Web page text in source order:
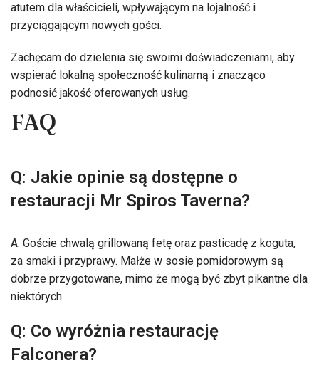
atutem dla właścicieli, wpływającym na lojalność i
przyciągającym nowych gości.
Zachęcam do dzielenia się swoimi doświadczeniami, aby
wspierać lokalną społeczność kulinarną i znacząco
podnosić jakość oferowanych usług.
FAQ
Q: Jakie opinie są dostępne o
restauracji Mr Spiros Taverna?
A: Goście chwalą grillowaną fetę oraz pasticadę z koguta,
za smaki i przyprawy. Małże w sosie pomidorowym są
dobrze przygotowane, mimo że mogą być zbyt pikantne dla
niektórych.
Q: Co wyróżnia restaurację
Falconera?